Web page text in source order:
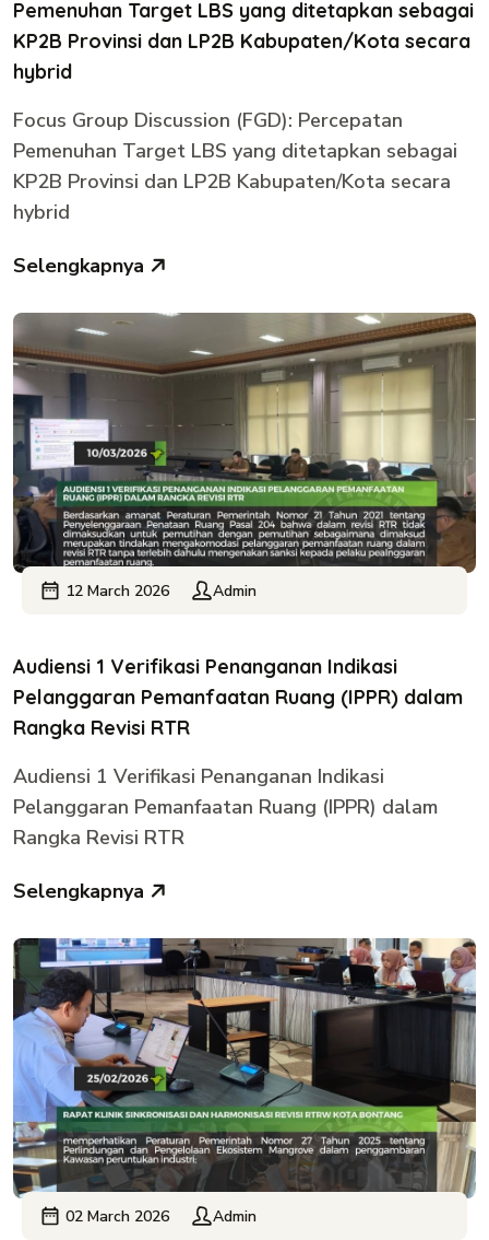
Pemenuhan Target LBS yang ditetapkan sebagai
KP2B Provinsi dan LP2B Kabupaten/Kota secara
hybrid
Focus Group Discussion (FGD): Percepatan
Pemenuhan Target LBS yang ditetapkan sebagai
KP2B Provinsi dan LP2B Kabupaten/Kota secara
hybrid
Selengkapnya
12 March 2026 Admin
Audiensi 1 Verifikasi Penanganan Indikasi
Pelanggaran Pemanfaatan Ruang (IPPR) dalam
Rangka Revisi RTR
Audiensi 1 Verifikasi Penanganan Indikasi
Pelanggaran Pemanfaatan Ruang (IPPR) dalam
Rangka Revisi RTR
Selengkapnya
02 March 2026 Admin